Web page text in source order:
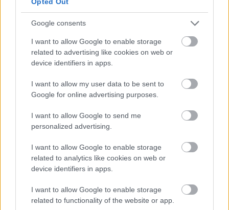
Google consents
I want to allow Google to enable storage
related to advertising like cookies on web or
device identifiers in apps.
I want to allow my user data to be sent to
Google for online advertising purposes.
I want to allow Google to send me
personalized advertising.
I want to allow Google to enable storage
related to analytics like cookies on web or
device identifiers in apps.
I want to allow Google to enable storage
related to functionality of the website or app.
Comunio Trend - Sezona Sürpriz Giriş Yapan
Futbolcuların Piyasa Değeri Analizi: Defans Hattının
"İngiliz Anahtarı"!
Nerede görev verilirse verilsin
istikrarlı bir şekilde oynamaya
devam ediyor. Bu hafta
Duran topların aranan adamı olan
Jure, değerini katlamaya devam
Rey Manaj
Geçen sezona damga vuran Sivasspor’un yıldız forveti Manaj, transferde
ismi en çok geçenlerden. Sivasspor’un yüksek bonservis beklentisi
oyuncunun hala ayrılmamasına neden olsa da ben oyuncunun transfer